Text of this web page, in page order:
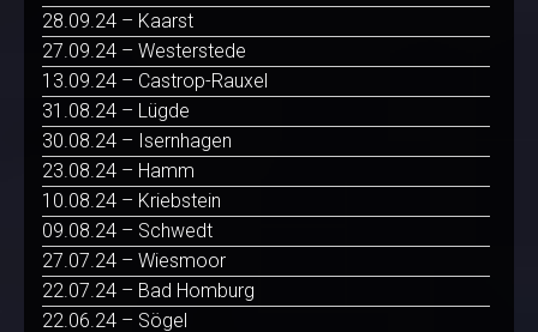
28.09.24 – Kaarst
27.09.24 – Westerstede
13.09.24 – Castrop-Rauxel
31.08.24 – Lügde
30.08.24 – Isernhagen
23.08.24 – Hamm
10.08.24 – Kriebstein
09.08.24 – Schwedt
27.07.24 – Wiesmoor
22.07.24 – Bad Homburg
22.06.24 – Sögel